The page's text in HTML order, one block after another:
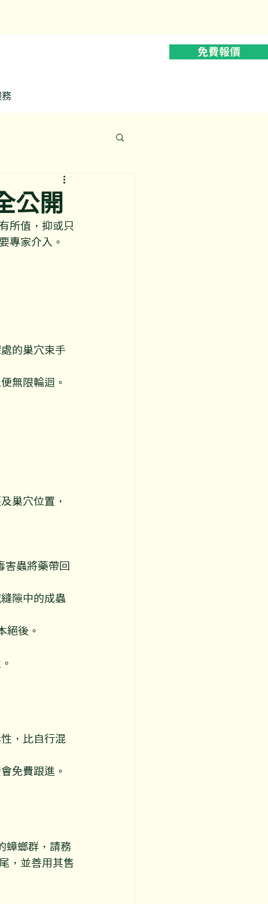
免費報價
公開
所值，抑或只
專家介入。
的巢穴束手
無限輪迴。
巢穴位置，
害蟲將藥帶回
隙中的成蟲
絕後。
，比自行混
免費跟進。
蟑螂群，請務
，並善用其售